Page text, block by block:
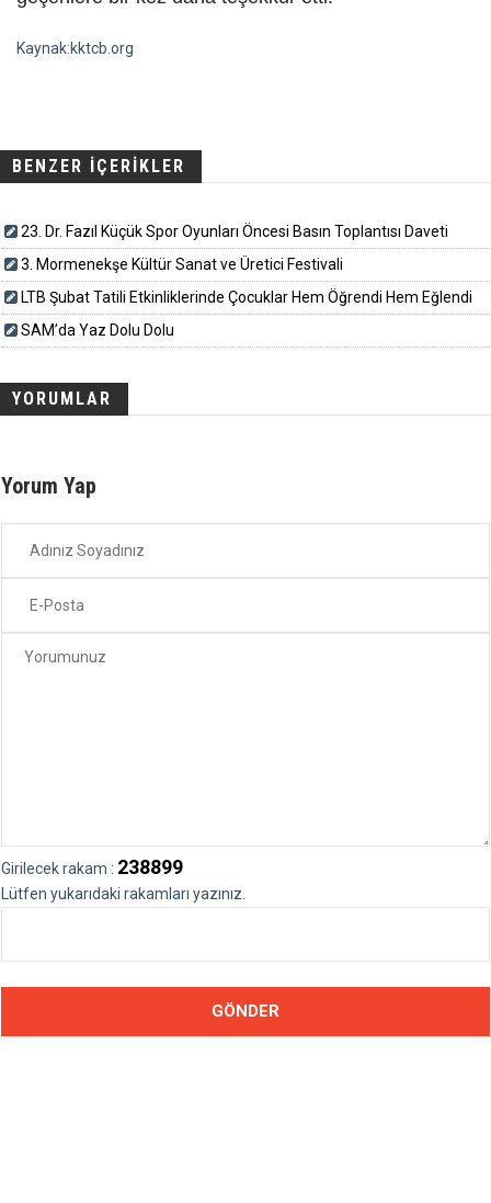
Kaynak:kktcb.org
BENZER İÇERİKLER
23. Dr. Fazıl Küçük Spor Oyunları Öncesi Basın Toplantısı Daveti
3. Mormenekşe Kültür Sanat ve Üretici Festivali
LTB Şubat Tatili Etkinliklerinde Çocuklar Hem Öğrendi Hem Eğlendi
SAM’da Yaz Dolu Dolu
YORUMLAR
Yorum Yap
Girilecek rakam : 238899
Lütfen yukarıdaki rakamları yazınız.